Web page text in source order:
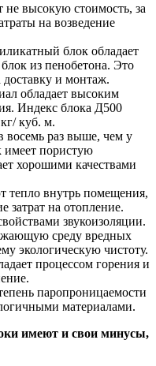
высокую стоимость, за
на возведение
блок обладает
из пенобетона. Это
доставку и монтаж.
обладает высоким
Индекс блока Д500
куб. м.
восемь раз выше, чем у
имеет пористую
хорошими качествами
тепло внутрь помещения,
затрат на отопление.
звукоизоляции.
среду вредных
экологическую чистоту.
процессом горения и
паропроницаемости
материалами.
имеют и свои минусы,